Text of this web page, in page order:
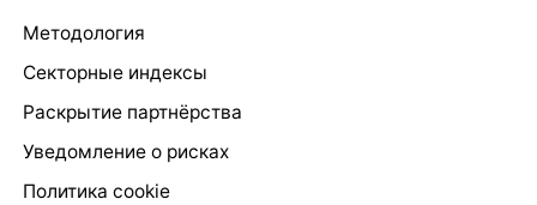
Методология
Секторные индексы
Раскрытие партнёрства
Уведомление о рисках
Политика cookie